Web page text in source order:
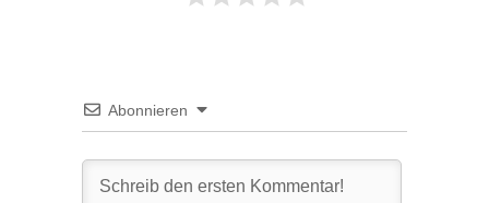
Abonnieren